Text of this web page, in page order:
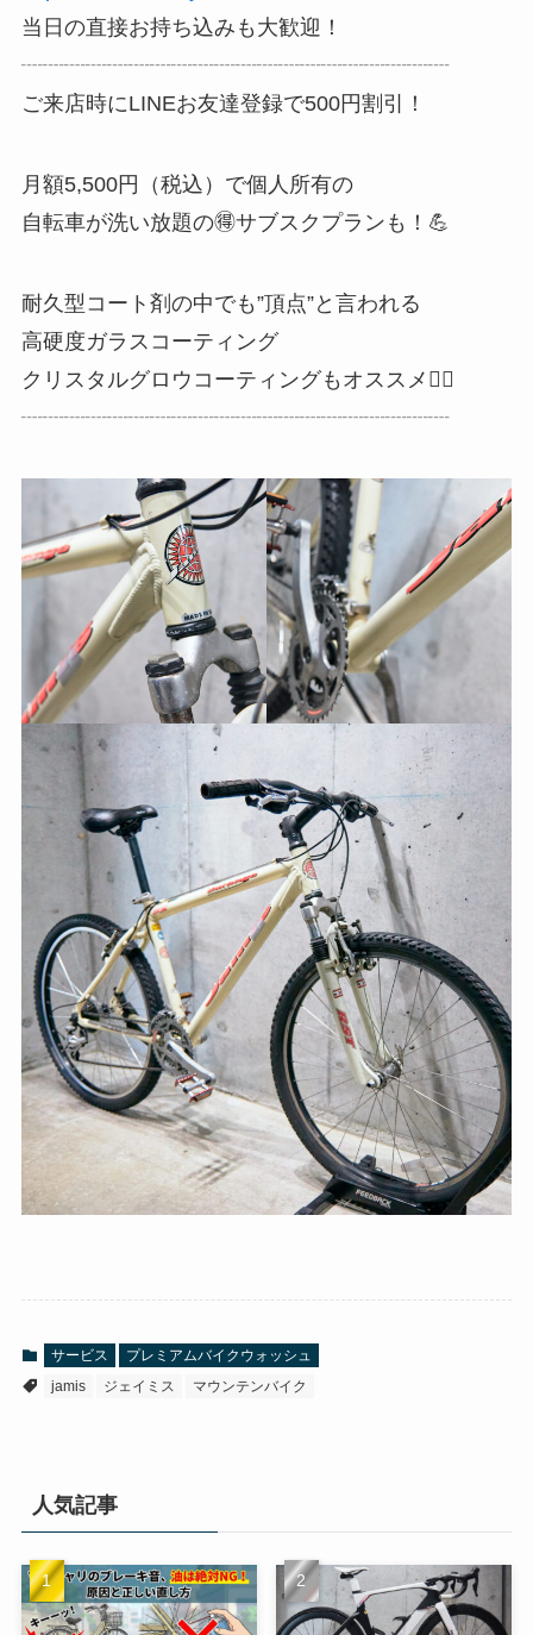
当日の直接お持ち込みも大歓迎！
┈┈┈┈┈┈┈┈┈┈┈┈┈┈┈┈┈┈┈┈
ご来店時にLINEお友達登録で500円割引！
月額5,500円（税込）で個人所有の
自転車が洗い放題の🉐サブスクプランも！💪
耐久型コート剤の中でも”頂点”と言われる
高硬度ガラスコーティング
クリスタルグロウコーティングもオススメ☝🏼
┈┈┈┈┈┈┈┈┈┈┈┈┈┈┈┈┈┈┈┈
サービス
プレミアムバイクウォッシュ
jamis
ジェイミス マウンテンバイク
人気記事